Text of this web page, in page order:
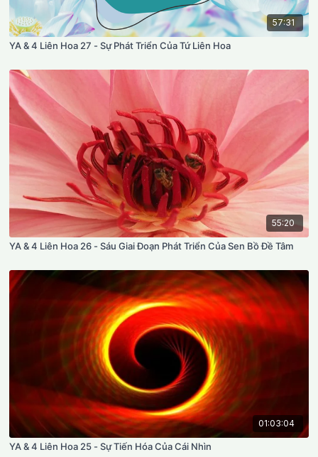
57:31
YA & 4 Liên Hoa 27 - Sự Phát Triển Của Tứ Liên Hoa
55:20
YA & 4 Liên Hoa 26 - Sáu Giai Đoạn Phát Triển Của Sen Bồ Đề Tâm
01:03:04
YA & 4 Liên Hoa 25 - Sự Tiến Hóa Của Cái Nhìn